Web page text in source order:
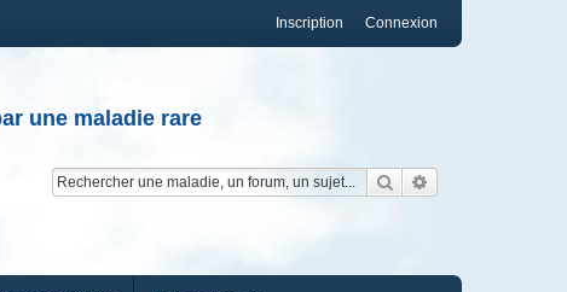
Connexion
Inscription
une maladie rare
Rechercher